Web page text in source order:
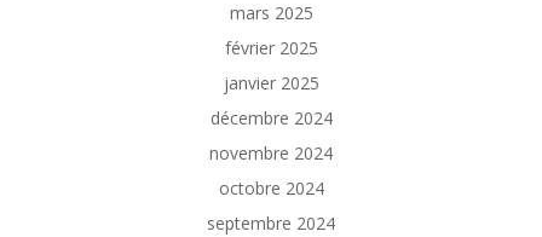
mars 2025
février 2025
janvier 2025
décembre 2024
novembre 2024
octobre 2024
septembre 2024